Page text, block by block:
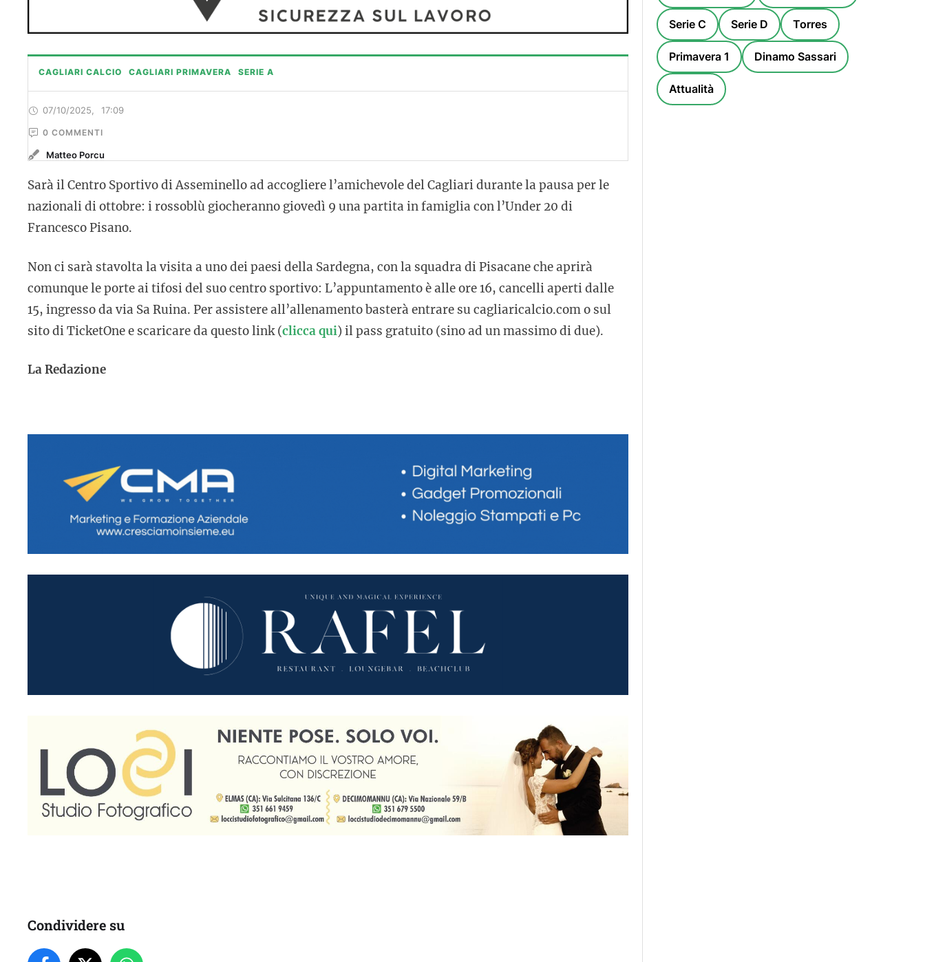
CAGLIARI CALCIO CAGLIARI PRIMAVERA SERIE A
07/10/2025, 17:09
0 COMMENTI
Matteo Porcu
Sarà il Centro Sportivo di Asseminello ad accogliere l’amichevole del Cagliari durante la pausa per le
nazionali di ottobre: i rossoblù giocheranno giovedì 9 una partita in famiglia con l’Under 20 di
Francesco Pisano.
Non ci sarà stavolta la visita a uno dei paesi della Sardegna, con la squadra di Pisacane che aprirà
comunque le porte ai tifosi del suo centro sportivo: L’appuntamento è alle ore 16, cancelli aperti dalle
15, ingresso da via Sa Ruina. Per assistere all’allenamento basterà entrare su cagliaricalcio.com o sul
sito di TicketOne e scaricare da questo link (clicca qui) il pass gratuito (sino ad un massimo di due).
La Redazione
Condividere su
Serie C Serie D Torres
Primavera 1 Dinamo Sassari
Attualità